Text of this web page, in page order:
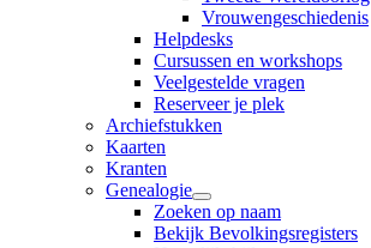
Vrouwengeschiedenis
Helpdesks
Cursussen en workshops
Veelgestelde vragen
Reserveer je plek
Archiefstukken
Kaarten
Kranten
Genealogie
Zoeken op naam
Bekijk Bevolkingsregisters